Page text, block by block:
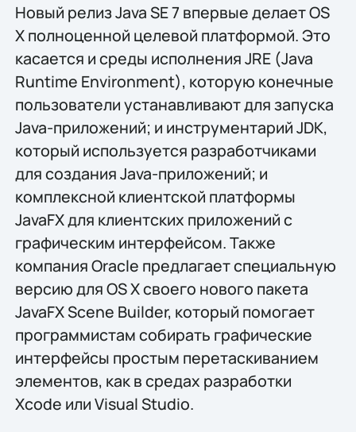
Новый релиз Java SE 7 впервые делает OS
X полноценной целевой платформой. Это
касается и среды исполнения JRE (Java
Runtime Environment), которую конечные
пользователи устанавливают для запуска
Java-приложений; и инструментарий JDK,
который используется разработчиками
для создания Java-приложений; и
комплексной клиентской платформы
JavaFX для клиентских приложений с
графическим интерфейсом. Также
компания Oracle предлагает специальную
версию для OS X своего нового пакета
JavaFX Scene Builder, который помогает
программистам собирать графические
интерфейсы простым перетаскиванием
элементов, как в средах разработки
Xcode или Visual Studio.